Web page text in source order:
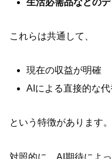
生活必需品などの
これらは共通して、
現在の収益が明確
AIによる直接的な
という特徴があります。
対照的に、AI期待によ